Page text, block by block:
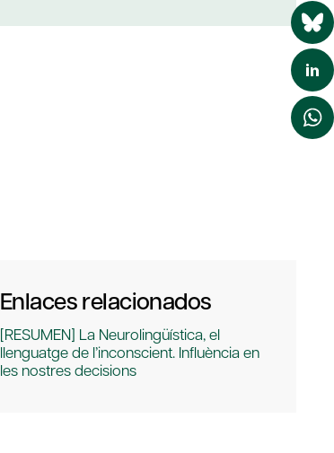
Enlaces relacionados
[RESUMEN] La Neurolingüística, el
llenguatge de l’inconscient. Influència en
les nostres decisions